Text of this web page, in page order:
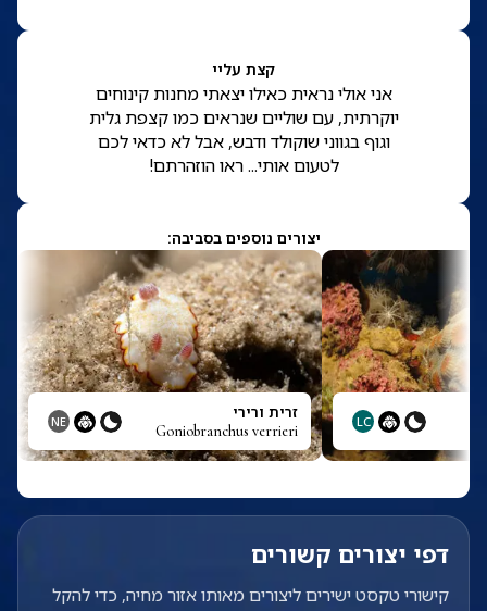
קצת עליי
אני אולי נראית כאילו יצאתי מחנות קינוחים
יוקרתית, עם שוליים שנראים כמו קצפת גלית
וגוף בגווני שוקולד ודבש, אבל לא כדאי לכם
לטעום אותי... ראו הוזהרתם!
יצורים נוספים בסביבה:
LC זרית ורירי
Goniobranchus verrieri
NE
דפי יצורים קשורים
קישורי טקסט ישירים ליצורים מאותו אזור מחיה, כדי להקל